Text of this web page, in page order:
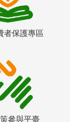
者保護專區
參與平臺